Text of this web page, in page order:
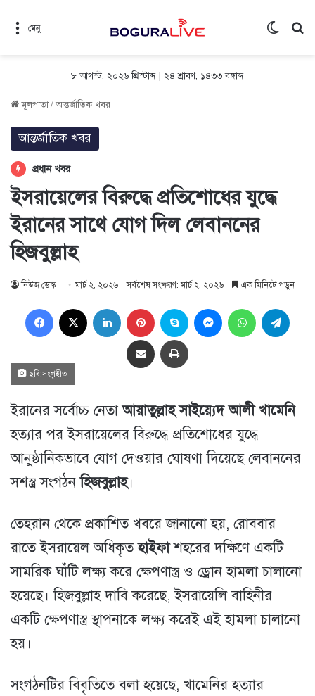
মেনু
৮ আগস্ট, ২০২৬ খ্রিস্টাব্দ | ২৪ শ্রাবণ, ১৪৩৩ বঙ্গাব্দ
মূলপাতা/আন্তর্জাতিক খবর
আন্তর্জাতিক খবর
প্রধান খবর
ইসরায়েলের বিরুদ্ধে প্রতিশোধের যুদ্ধে
ইরানের সাথে যোগ দিল লেবাননের
হিজবুল্লাহ
নিউজ ডেস্ক মার্চ ২, ২০২৬ সর্বশেষ সংষ্করণ: মার্চ ২, ২০২৬ এক মিনিটে পড়ুন
Facebook LinkedIn Pinterest Skype MessengerWhatsApp
Share via Email প্রিন্ট
ছবি:সংগৃহীত
ইরানের সর্বোচ্চ নেতাআয়াতুল্লাহ সাইয়্যেদ আলী খামেনি
হত্যার পর ইসরায়েলের বিরুদ্ধে প্রতিশোধের যুদ্ধে
আনুষ্ঠানিকভাবে যোগ দেওয়ার ঘোষণা দিয়েছে লেবাননের
সশস্ত্র সংগঠনহিজবুল্লাহ।
তেহরান থেকে প্রকাশিত খবরে জানানো হয়, রোববার
রাতে ইসরায়েল অধিকৃতহাইফাশহরের দক্ষিণে একটি
সামরিক ঘাঁটি লক্ষ্য করে ক্ষেপণাস্ত্র ও ড্রোন হামলা চালানো
হয়েছে। হিজবুল্লাহ দাবি করেছে, ইসরায়েলি বাহিনীর
একটি ক্ষেপণাস্ত্র স্থাপনাকে লক্ষ্য করেই এই হামলা চালানো
হয়।
সংগঠনটির বিবৃতিতে বলা হয়েছে, খামেনির হত্যার